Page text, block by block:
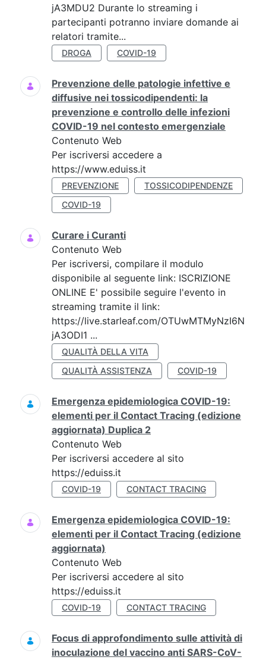
jA3MDU2 Durante lo streaming i
partecipanti potranno inviare domande ai
relatori tramite...
DROGA COVID-19
Prevenzione delle patologie infettive e
diffusive nei tossicodipendenti: la
prevenzione e controllo delle infezioni
COVID-19 nel contesto emergenziale
Contenuto Web
Per iscriversi accedere a
https://www.eduiss.it
PREVENZIONE
TOSSICODIPENDENZE
COVID-19
Curare i Curanti
Contenuto Web
Per iscriversi, compilare il modulo
disponibile al seguente link: ISCRIZIONE
ONLINE E' possibile seguire l'evento in
streaming tramite il link:
https://live.starleaf.com/OTUwMTMyNzI6N
jA3ODI1 ...
QUALITÀ DELLA VITA
QUALITÀ ASSISTENZA
COVID-19
Emergenza epidemiologica COVID-19:
elementi per il Contact Tracing (edizione
aggiornata) Duplica 2
Contenuto Web
Per iscriversi accedere al sito
https://eduiss.it
COVID-19 CONTACT TRACING
Emergenza epidemiologica COVID-19:
elementi per il Contact Tracing (edizione
aggiornata)
Contenuto Web
Per iscriversi accedere al sito
https://eduiss.it
COVID-19 CONTACT TRACING
Focus di approfondimento sulle attività di
inoculazione del vaccino anti SARS-CoV-